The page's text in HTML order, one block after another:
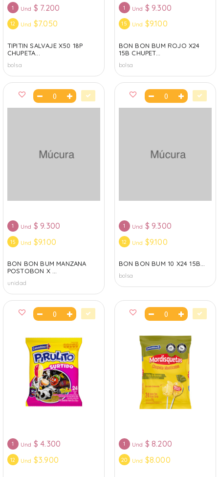
1 Und $ 7.200
12 Und $7.050
TIPITIN SALVAJE X50 18P
CHUPETA...
bolsa
1 Und $ 9.300
15 Und $9.100
BON BON BUM ROJO X24
15B CHUPET...
bolsa
1 Und $ 9.300
15 Und $9.100
BON BON BUM MANZANA
POSTOBON X ...
unidad
1 Und $ 9.300
12 Und $9.100
BON BON BUM 10 X24 15B...
bolsa
1 Und $ 4.300
12 Und $3.900
1 Und $ 8.200
20 Und $8.000